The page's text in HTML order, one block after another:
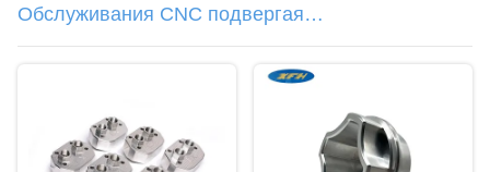
Обслуживания CNC подвергая
механической обработке